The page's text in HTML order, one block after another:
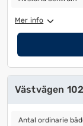
datum
Mer info
Västvägen 102
Antal ordinarie
Antal ordinarie